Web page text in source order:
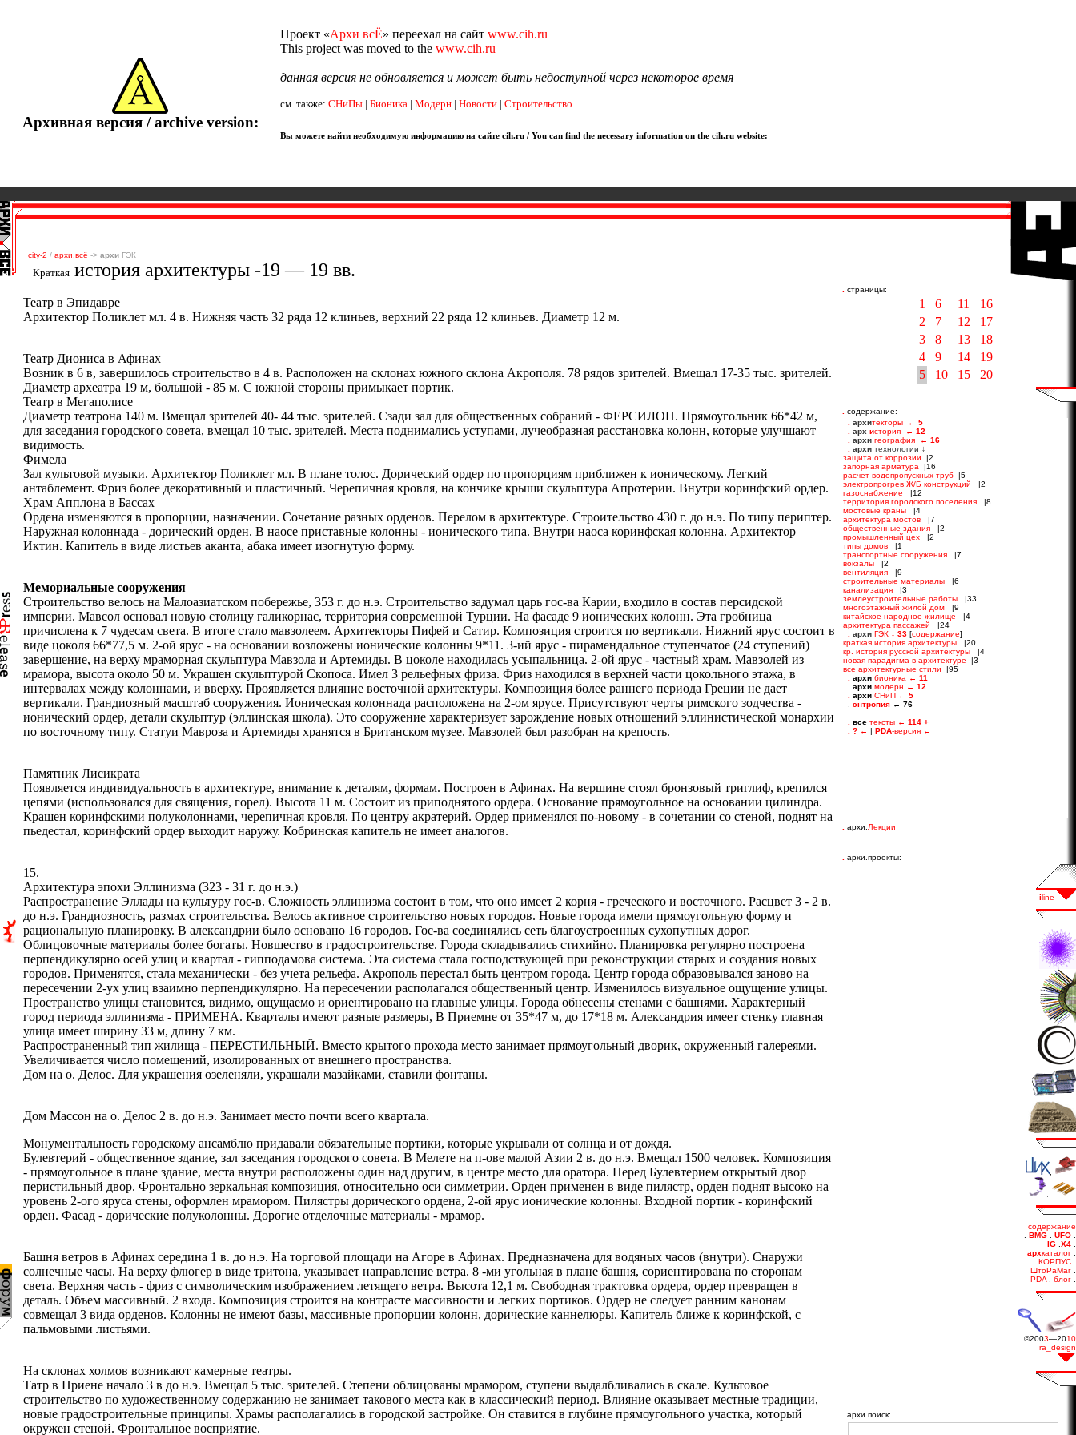
Архивная версия / archive version:
Проект «Архи всЁ» переехал на сайт www.cih.ru
This project was moved to the www.cih.ru
данная версия не обновляется и может быть недоступной через некоторое время
см. также: СНиПы | Бионика | Модерн | Новости | Строительство
Вы можете найти необходимую информацию на сайте cih.ru / You can find the necessary information on the cih.ru website:
city-2 / архи.всё -> архи ГЭК
Краткая история архитектуры -19 — 19 вв.
Театр в Эпидавре
Архитектор Поликлет мл. 4 в. Нижняя часть 32 ряда 12 клиньев, верхний 22 ряда 12 клиньев. Диаметр 12 м.
Театр Диониса в Афинах
Возник в 6 в, завершилось строительство в 4 в. Расположен на склонах южного склона Акрополя. 78 рядов зрителей. Вмещал 17-35 тыс. зрителей.
Диаметр археатра 19 м, большой - 85 м. С южной стороны примыкает портик.
Театр в Мегаполисе
Диаметр театрона 140 м. Вмещал зрителей 40- 44 тыс. зрителей. Сзади зал для общественных собраний - ФЕРСИЛОН. Прямоугольник 66*42 м,
для заседания городского совета, вмещал 10 тыс. зрителей. Места поднимались уступами, лучеобразная расстановка колонн, которые улучшают
видимость.
Фимела
Зал культовой музыки. Архитектор Поликлет мл. В плане толос. Дорический ордер по пропорциям приближен к ионическому. Легкий
антаблемент. Фриз более декоративный и пластичный. Черепичная кровля, на кончике крыши скульптура Апротерии. Внутри коринфский ордер.
Храм Апплона в Бассах
Ордена изменяются в пропорции, назначении. Сочетание разных орденов. Перелом в архитектуре. Строительство 430 г. до н.э. По типу периптер.
Наружная колоннада - дорический орден. В наосе приставные колонны - ионического типа. Внутри наоса коринфская колонна. Архитектор
Иктин. Капитель в виде листьев аканта, абака имеет изогнутую форму.
Мемориальные сооружения
Строительство велось на Малоазиатском побережье, 353 г. до н.э. Строительство задумал царь гос-ва Карии, входило в состав персидской
империи. Мавсол основал новую столицу галикорнас, территория современной Турции. На фасаде 9 ионических колонн. Эта гробница
причислена к 7 чудесам света. В итоге стало мавзолеем. Архитекторы Пифей и Сатир. Композиция строится по вертикали. Нижний ярус состоит в
виде цоколя 66*77,5 м. 2-ой ярус - на основании возложены ионические колонны 9*11. 3-ий ярус - пирамендальное ступенчатое (24 ступений)
завершение, на верху мраморная скульптура Мавзола и Артемиды. В цоколе находилась усыпальница. 2-ой ярус - частный храм. Мавзолей из
мрамора, высота около 50 м. Украшен скульптурой Скопоса. Имел 3 рельефных фриза. Фриз находился в верхней части цокольного этажа, в
интервалах между колоннами, и вверху. Проявляется влияние восточной архитектуры. Композиция более раннего периода Греции не дает
вертикали. Грандиозный масштаб сооружения. Ионическая колоннада расположена на 2-ом ярусе. Присутствуют черты римского зодчества -
ионический ордер, детали скульптур (эллинская школа). Это сооружение характеризует зарождение новых отношений эллинистической монархии
по восточному типу. Статуи Мавроза и Артемиды хранятся в Британском музее. Мавзолей был разобран на крепость.
Памятник Лисикрата
Появляется индивидуальность в архитектуре, внимание к деталям, формам. Построен в Афинах. На вершине стоял бронзовый триглиф, крепился
цепями (использовался для священия, горел). Высота 11 м. Состоит из приподнятого ордера. Основание прямоугольное на основании цилиндра.
Крашен коринфскими полуколоннами, черепичная кровля. По центру акратерий. Ордер применялся по-новому - в сочетании со стеной, поднят на
пьедестал, коринфский ордер выходит наружу. Кобринская капитель не имеет аналогов.
15.
Архитектура эпохи Эллинизма (323 - 31 г. до н.э.)
Распространение Эллады на культуру гос-в. Сложность эллинизма состоит в том, что оно имеет 2 корня - греческого и восточного. Расцвет 3 - 2 в.
до н.э. Грандиозность, размах строительства. Велось активное строительство новых городов. Новые города имели прямоугольную форму и
рациональную планировку. В александрии было основано 16 городов. Гос-ва соединялись сеть благоустроенных сухопутных дорог.
Облицовочные материалы более богаты. Новшество в градостроительстве. Города складывались стихийно. Планировка регулярно построена
перпендикулярно осей улиц и квартал - гипподамова система. Эта система стала господствующей при реконструкции старых и создания новых
городов. Применятся, стала механически - без учета рельефа. Акрополь перестал быть центром города. Центр города образовывался заново на
пересечении 2-ух улиц взаимно перпендикулярно. На пересечении располагался общественный центр. Изменилось визуальное ощущение улицы.
Пространство улицы становится, видимо, ощущаемо и ориентировано на главные улицы. Города обнесены стенами с башнями. Характерный
город периода эллинизма - ПРИМЕНА. Кварталы имеют разные размеры, В Приемне от 35*47 м, до 17*18 м. Александрия имеет стенку главная
улица имеет ширину 33 м, длину 7 км.
Распространенный тип жилища - ПЕРЕСТИЛЬНЫЙ. Вместо крытого прохода место занимает прямоугольный дворик, окруженный галереями.
Увеличивается число помещений, изолированных от внешнего пространства.
Дом на о. Делос. Для украшения озеленяли, украшали мазайками, ставили фонтаны.
Дом Массон на о. Делос 2 в. до н.э. Занимает место почти всего квартала.
Монументальность городскому ансамблю придавали обязательные портики, которые укрывали от солнца и от дождя.
Булевтерий - общественное здание, зал заседания городского совета. В Мелете на п-ове малой Азии 2 в. до н.э. Вмещал 1500 человек. Композиция
- прямоугольное в плане здание, места внутри расположены один над другим, в центре место для оратора. Перед Булевтерием открытый двор
перистильный двор. Фронтально зеркальная композиция, относительно оси симметрии. Орден применен в виде пилястр, орден поднят высоко на
уровень 2-ого яруса стены, оформлен мрамором. Пилястры дорического ордена, 2-ой ярус ионические колонны. Входной портик - коринфский
орден. Фасад - дорические полуколонны. Дорогие отделочные материалы - мрамор.
Башня ветров в Афинах середина 1 в. до н.э. На торговой площади на Агоре в Афинах. Предназначена для водяных часов (внутри). Снаружи
солнечные часы. На верху флюгер в виде тритона, указывает направление ветра. 8 -ми угольная в плане башня, сориентирована по сторонам
света. Верхняя часть - фриз с символическим изображением летящего ветра. Высота 12,1 м. Свободная трактовка ордера, ордер превращен в
деталь. Объем массивный. 2 входа. Композиция строится на контрасте массивности и легких портиков. Ордер не следует ранним канонам
совмещал 3 вида орденов. Колонны не имеют базы, массивные пропорции колонн, дорические каннелюры. Капитель ближе к коринфской, с
пальмовыми листьями.
На склонах холмов возникают камерные театры.
Татр в Приене начало 3 в до н.э. Вмещал 5 тыс. зрителей. Степени облицованы мрамором, ступени выдалбливались в скале. Культовое
строительство по художественному содержанию не занимает такового места как в классический период. Влияние оказывает местные традиции,
новые градостроительные принципы. Храмы располагались в городской застройке. Он ставится в глубине прямоугольного участка, который
окружен стеной. Фронтальное восприятие.
страницы:
1 6 11
16
2
7 12
17
3
8 13
18
4
9 14
19
5
10 15 20
содержание:
архи. Лекции
архи.проекты:
архи.поиск: